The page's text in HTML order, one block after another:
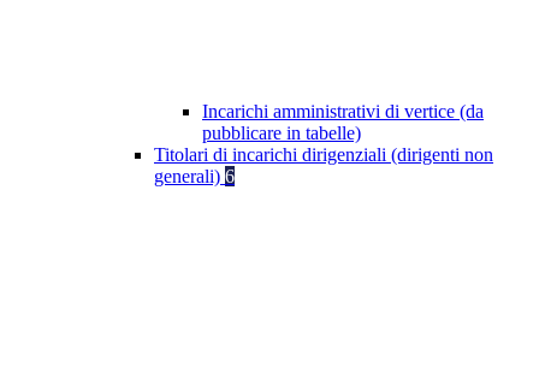
Incarichi amministrativi di vertice (da
pubblicare in tabelle)
Titolari di incarichi dirigenziali (dirigenti non
generali) 6